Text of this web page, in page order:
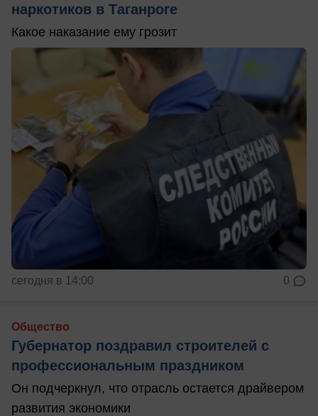
наркотиков в Таганроге
Какое наказание ему грозит
сегодня в 14:00 0
Общество
Губернатор поздравил строителей с
профессиональным праздником
Он подчеркнул, что отрасль остается драйвером
развития экономики